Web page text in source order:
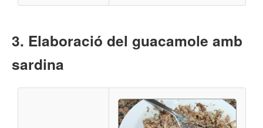
Elaboració del guacamole amb
sardina